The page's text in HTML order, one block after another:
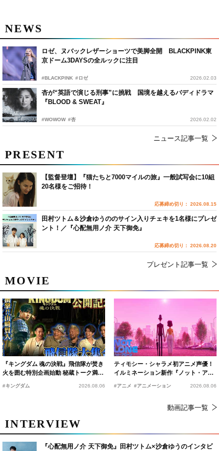
NEWS
ロゼ、ヌバックレザーショーツで美脚全開 BLACKPINK東
京ドーム3DAYSの全ルックに注目
#BLACKPINK #ロゼ 2026.02.03
杏が“英語で演じる刑事”に挑戦 国境を越えるバディドラマ
『BLOOD & SWEAT』
#WOWOW #杏 2026.02.02
ニュース記事一覧
MOVIE
『キングダム 魂の決戦』飛信隊が焚き
火を囲む特別企画始動 秘蔵トーク満載
の“キングダムキャンプ”開催
#キングダム 2026.08.06
ティモシー・シャラメ初アニメ声優！
イルミネーション新作『ノット・アロ
#アニメ #アニメーション 2026.08.06
動画記事一覧
INTERVIEW
『心配無用ノ介 天下御免』田村ツトム×沙倉ゆうのインタビ
PRESENT
【監督登壇】『猫たちと7000マイルの旅』一般試写会に10組
20名様をご招待！
応募締め切り： 2026.08.15
田村ツトム＆沙倉ゆうののサイン入りチェキを1名様にプレゼ
ント！／『心配無用ノ介 天下御免』
応募締め切り： 2026.08.20
プレゼント記事一覧